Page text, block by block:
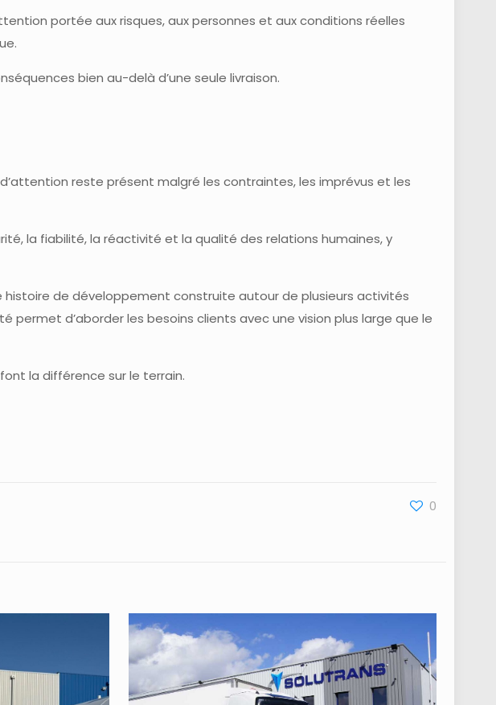
portée aux risques, aux personnes et aux conditions réelles
bien au-delà d’une seule livraison.
reste présent malgré les contraintes, les imprévus et les
la fiabilité, la réactivité et la qualité des relations humaines, y
histoire de développement construite autour de plusieurs activités
d’aborder les besoins clients avec une vision plus large que le
la différence sur le terrain.
0